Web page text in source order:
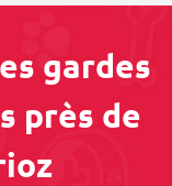
gardes
près de